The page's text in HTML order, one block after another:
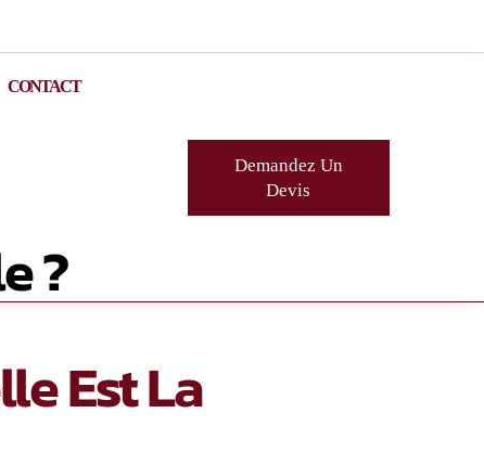
CONTACT
?
Demandez Un
Devis
Est La